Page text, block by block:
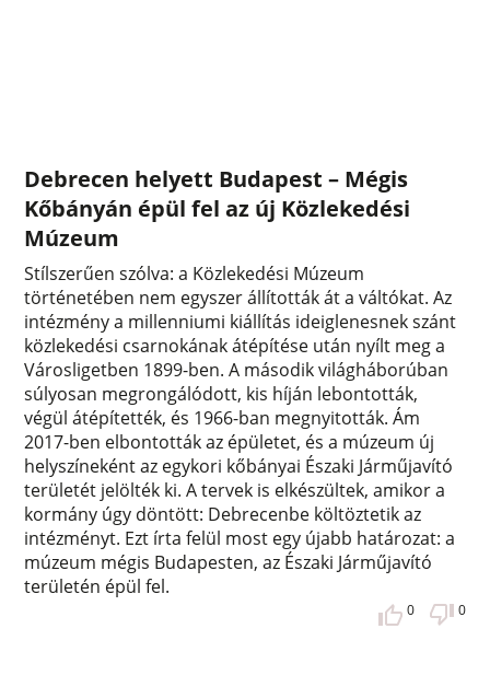
Debrecen helyett Budapest – Mégis
Kőbányán épül fel az új Közlekedési
Múzeum
Stílszerűen szólva: a Közlekedési Múzeum
történetében nem egyszer állították át a váltókat. Az
intézmény a millenniumi kiállítás ideiglenesnek szánt
közlekedési csarnokának átépítése után nyílt meg a
Városligetben 1899-ben. A második világháborúban
súlyosan megrongálódott, kis híján lebontották,
végül átépítették, és 1966-ban megnyitották. Ám
2017-ben elbontották az épületet, és a múzeum új
helyszíneként az egykori kőbányai Északi Járműjavító
területét jelölték ki. A tervek is elkészültek, amikor a
kormány úgy döntött: Debrecenbe költöztetik az
intézményt. Ezt írta felül most egy újabb határozat: a
múzeum mégis Budapesten, az Északi Járműjavító
területén épül fel.
0 0